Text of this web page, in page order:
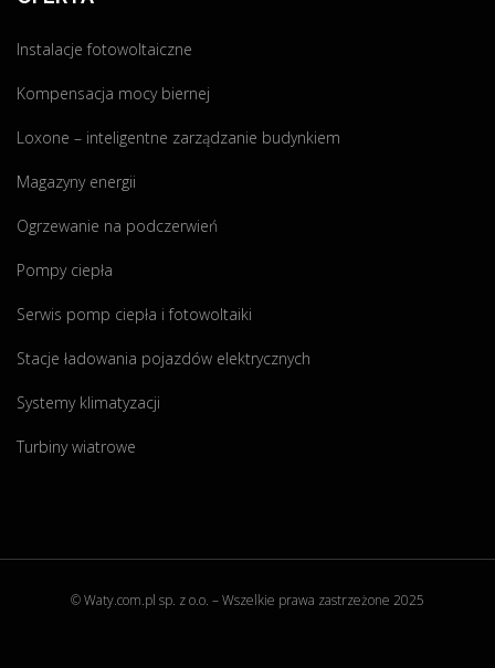
Instalacje fotowoltaiczne
Kompensacja mocy biernej
Loxone – inteligentne zarządzanie budynkiem
Magazyny energii
Ogrzewanie na podczerwień
Pompy ciepła
Serwis pomp ciepła i fotowoltaiki
Stacje ładowania pojazdów elektrycznych
Systemy klimatyzacji
Turbiny wiatrowe
© Waty.com.pl sp. z o.o. – Wszelkie prawa zastrzeżone 2025